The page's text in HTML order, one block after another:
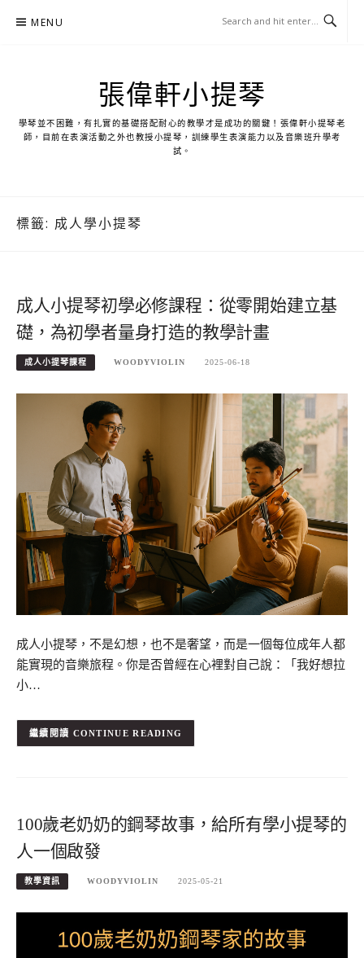
MENU
張偉軒小提琴
學琴並不困難，有扎實的基礎搭配耐心的教學才是成功的關鍵！張偉軒小提琴老
師，目前在表演活動之外也教授小提琴，訓練學生表演能力以及音樂班升學考
試。
標籤: 成人學小提琴
成人小提琴初學必修課程：從零開始建立基
礎，為初學者量身打造的教學計畫
成人小提琴課程 WOODYVIOLIN 2025-06-18
成人小提琴，不是幻想，也不是奢望，而是一個每位成年人都
能實現的音樂旅程。你是否曾經在心裡對自己說：「我好想拉
小…
CONTINUE READING
100歲老奶奶的鋼琴故事，給所有學小提琴的
人一個啟發
教學資訊 WOODYVIOLIN 2025-05-21